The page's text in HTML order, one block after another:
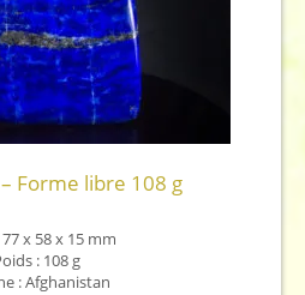
Forme libre 108 g
x 58 x 15 mm
: 108 g
: Afghanistan